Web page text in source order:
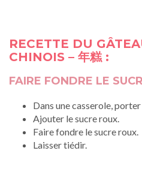
RECETTE DU
CHINOIS – 年糕 :
FAIRE FONDRE LE
Dans une casserole,
Ajouter le sucre roux.
Faire fondre le sucre roux.
Laisser tiédir.